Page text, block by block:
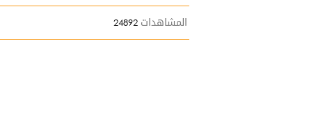
المشاهدات 24892